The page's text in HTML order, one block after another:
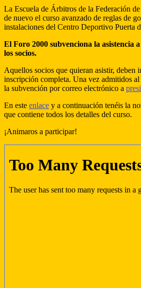
La Escuela de Árbitros de la Federación
de nuevo el curso avanzado de reglas de
instalaciones del Centro Deportivo Puerta
El Foro 2000 subvenciona la asistencia
los socios.
Aquellos socios que quieran asistir, deben
inscripción completa. Una vez admitidos
la subvención por correo electrónico a
En este enlace y a continuación tenéis la
que contiene todos los detalles del curso.
¡Animaros a participar!